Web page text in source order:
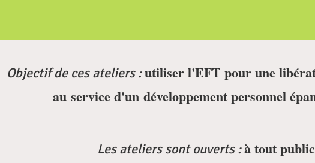
Objectif de ces ateliers :utiliser l'EFT pour une
au service d'undéveloppement personnel
Les ateliers sont ouverts : à tout public